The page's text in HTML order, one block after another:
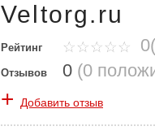
Veltorg.ru
Рейтинг
Отзывов 0 (0
+ Добавить отзыв